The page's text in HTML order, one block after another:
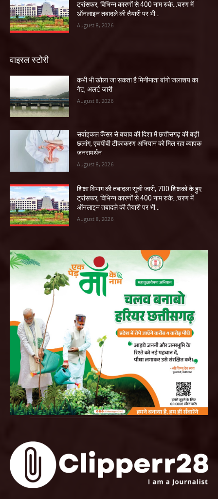
ट्रांसफर, विभिन्न कारणों से 400 नाम रुके…चरण में
ऑनलाइन तबादले की तैयारी पर भी...
August 8, 2026
वाइरल स्टोरी
कभी भी खोला जा सकता है मिनीमाता बांगो जलाशय का
गेट, अलर्ट जारी
August 8, 2026
सर्वाइकल कैंसर से बचाव की दिशा में छत्तीसगढ़ की बड़ी
छलांग, एचपीवी टीकाकरण अभियान को मिल रहा व्यापक
जनसमर्थन
August 8, 2026
शिक्षा विभाग की तबादला सूची जारी, 700 शिक्षको के हुए
ट्रांसफर, विभिन्न कारणों से 400 नाम रुके…चरण में
ऑनलाइन तबादले की तैयारी पर भी...
August 8, 2026